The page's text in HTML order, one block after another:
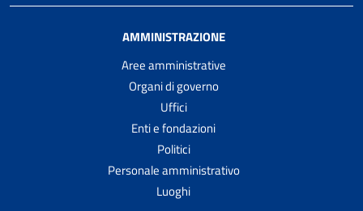
AMMINISTRAZIONE
Aree amministrative
Organi di governo
Uffici
Enti e fondazioni
Politici
Personale amministrativo
Luoghi